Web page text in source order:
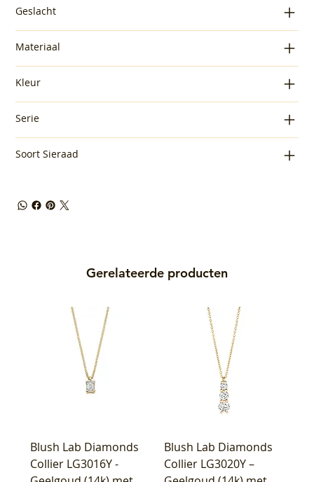
Geslacht
Materiaal
Kleur
Serie
Soort Sieraad
Gerelateerde producten
Blush Lab Diamonds
Collier LG3016Y -
Blush Lab Diamonds
Collier LG3020Y –